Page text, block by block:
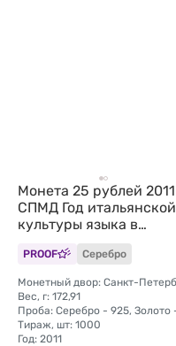
Монета 25 рублей 2011
СПМД Год итальянской
культуры языка в
России Италия
PROOF Серебро
Вес, г: 172,91
Тираж, шт: 1000
Год: 2011